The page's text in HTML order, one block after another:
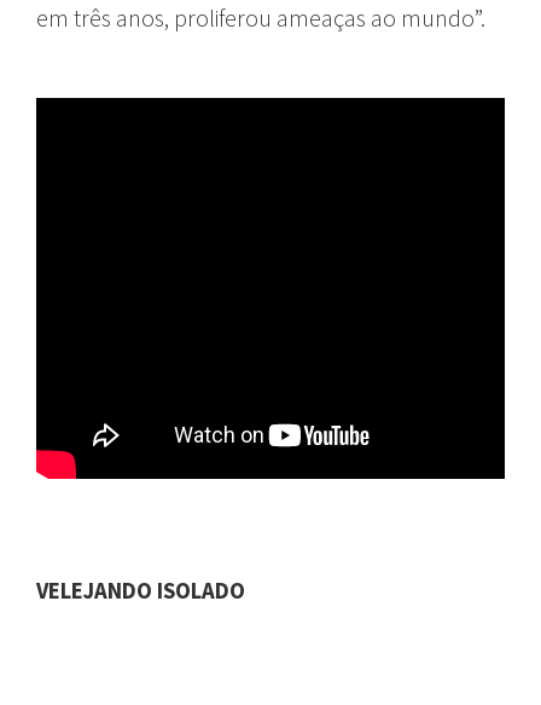
em três anos, proliferou ameaças ao mundo”.
VELEJANDO ISOLADO